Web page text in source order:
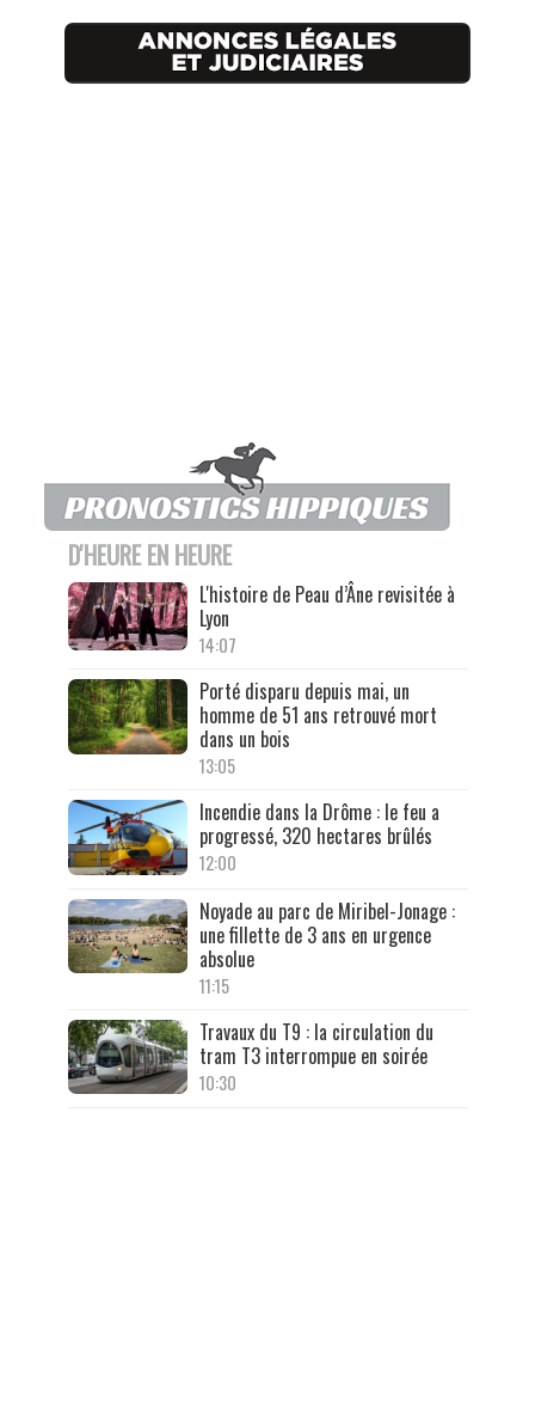
D'HEURE EN HEURE
L'histoire de Peau d’Âne revisitée à
Lyon
14:07
Porté disparu depuis mai, un
homme de 51 ans retrouvé mort
dans un bois
13:05
Incendie dans la Drôme : le feu a
progressé, 320 hectares brûlés
12:00
Noyade au parc de Miribel-Jonage :
une fillette de 3 ans en urgence
absolue
11:15
Travaux du T9 : la circulation du
tram T3 interrompue en soirée
10:30